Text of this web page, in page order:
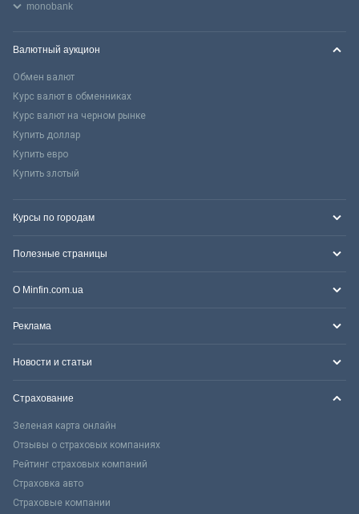
monobank
Валютный аукцион
Обмен валют
Курс валют в обменниках
Курс валют на черном рынке
Купить доллар
Купить евро
Купить злотый
Курсы по городам
Полезные страницы
О Minfin.com.ua
Реклама
Новости и статьи
Страхование
Зеленая карта онлайн
Отзывы о страховых компаниях
Рейтинг страховых компаний
Страховка авто
Страховые компании